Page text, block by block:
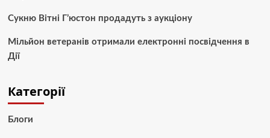
Сукню Вітні Г’юстон продадуть з аукціону
Мільйон ветеранів отримали електронні посвідчення в
Дії
Категорії
Блоги